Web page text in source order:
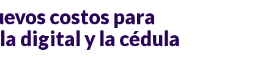
costos para
digital y la cédula